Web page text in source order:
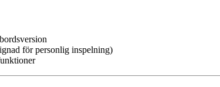
för personlig inspelning)